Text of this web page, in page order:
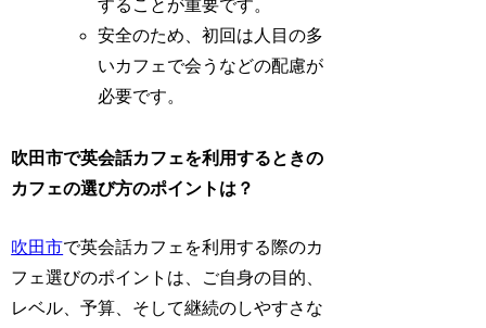
することが重要です。
安全のため、初回は人目の多
いカフェで会うなどの配慮が
必要です。
吹田市で英会話カフェを利用するときの
カフェの選び方のポイントは？
吹田市で英会話カフェを利用する際のカ
フェ選びのポイントは、ご自身の目的、
レベル、予算、そして継続のしやすさな